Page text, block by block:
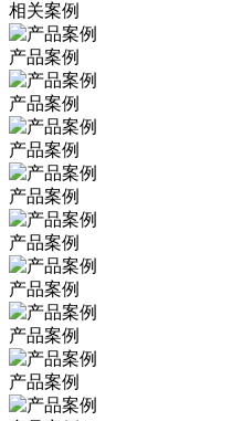
相关案例
产品案例
产品案例
产品案例
产品案例
产品案例
产品案例
产品案例
产品案例